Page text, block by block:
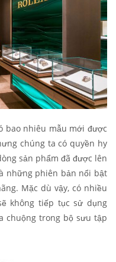
bao nhiêu mẫu mới được
chúng ta có quyền hy
sản phẩm đã được lên
những phiên bản nổi bật
Mặc dù vậy, có nhiều
không tiếp tục sử dụng
chuộng trong bộ sưu tập